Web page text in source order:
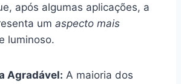
após algumas aplicações, a
um aspecto mais
e luminoso.
Agradável: A maioria dos